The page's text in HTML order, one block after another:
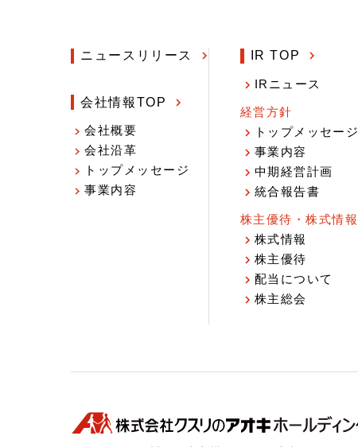
ニュースリリース
会社情報TOP
会社概要
会社沿革
トップメッセージ
事業内容
IR TOP
IRニュース
経営方針
トップメッセージ
事業内容
中期経営計画
統合報告書
株主優待・株式情報
株式情報
株主優待
配当について
株主総会